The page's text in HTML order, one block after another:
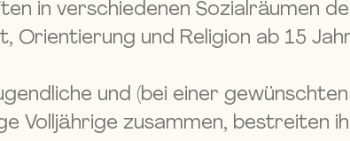
in verschiedenen Sozialräumen
Orientierung und Religion ab 15
und (bei einer
Volljährige zusammen, bestreiten